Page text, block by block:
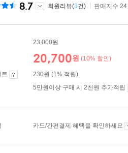
8.7 회원리뷰(3건) 판매지수 24
23,000원
20,700원 (10% 할인)
트
230원 (1% 적립)
5만원이상 구매 시 2천원 추가적립
카드/간편결제 혜택을 확인하세요